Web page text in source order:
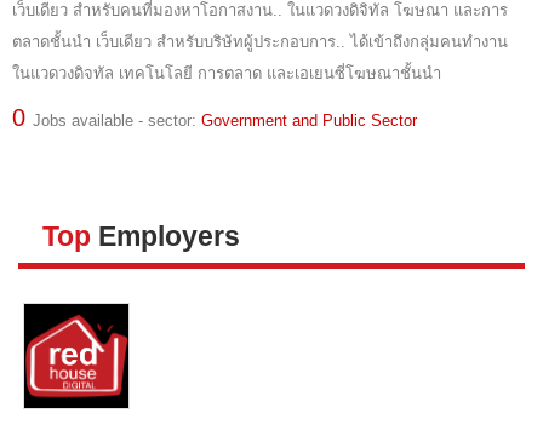
วิธีชำระ
เว็บเดียว สำหรับคนที่มองหาโอกาสงาน.. ในแวดวงดิจิทัล โฆษณา และการ
ตลาดชั้นนำ เว็บเดียว สำหรับบริษัทผู้ประกอบการ.. ได้เข้าถึงกลุ่มคนทำงาน
ในแวดวงดิจทัล เทคโนโลยี การตลาด และเอเยนซี่โฆษณาชั้นนำ
0 Jobs available - sector: Government and Public Sector
Top Employers